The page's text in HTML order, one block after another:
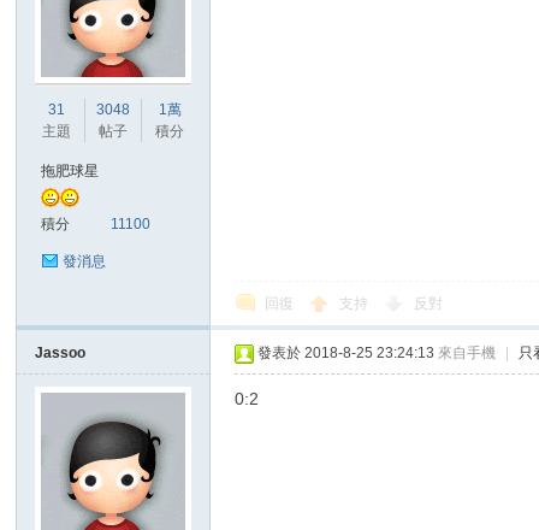
31
主題
3048
帖子
1萬
積分
拖肥球星
積分 11100
發消息
回復 支持 反對
Jassoo 發表於 2018-8-25 23:24:13 來自手機 只
0:2